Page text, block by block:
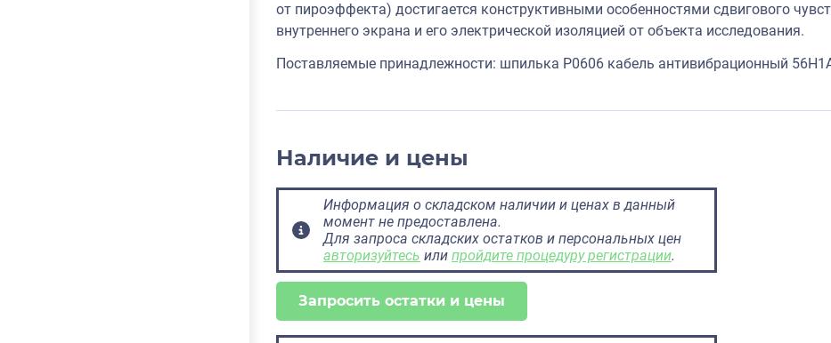
от пироэффекта) достигается конструктивными особенностями сдвигового
внутреннего экрана и его электрической изоляцией от объекта исследования.
Поставляемые принадлежности: шпилька P0606 кабель антивибрационный
Наличие и цены
Информация о складском наличии и ценах в данный
момент не предоставлена.
Для запроса складских остатков и персональных цен
авторизуйтесь или пройдите процедуру регистрации.
Запросить остатки и цены